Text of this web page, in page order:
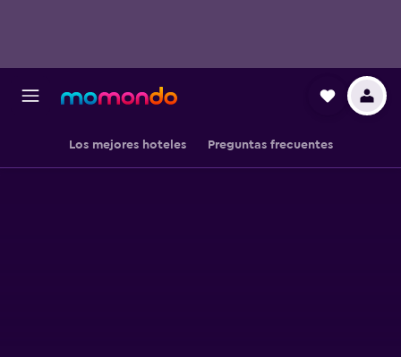
Los mejores hoteles Preguntas frecuentes